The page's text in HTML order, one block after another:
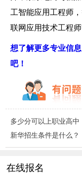
工智能应用工程师
联网应用技术工程师
想了解更多专业信
吧！
多少分可以上职业高中
新华招生条件是什么？
在线报名